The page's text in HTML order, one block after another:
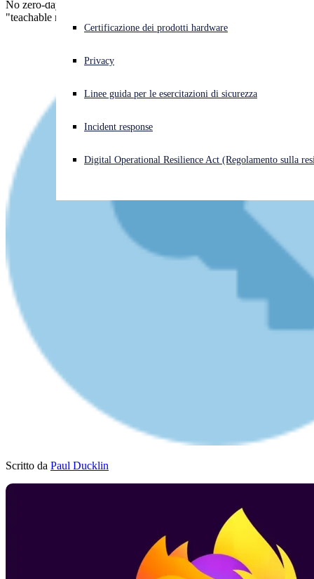
Cyberattacco in corso? Ottieni assistenza immediata
Open language switcher
Certificazione dei prodotti hardware
Privacy
Linee guida per le esercitazioni di sicurezza
Incident response
Digital Operational Resilience Act (Regolamento sulla
No zero-days, but some interesting patches with their very own
"teachable moments".
Scritto da Paul Ducklin